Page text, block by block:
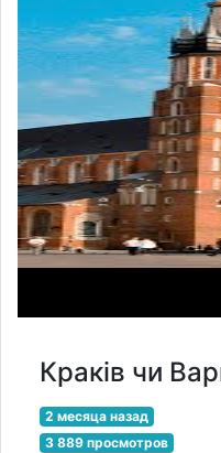
Краків чи
2 месяца назад
3 889 просмотров